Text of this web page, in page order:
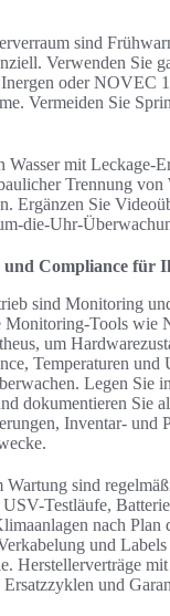
sind
Verwenden Sie
oder NOVEC
Vermeiden Sie
Wasser mit Leckage-
Trennung von
Ergänzen Sie
die-Uhr-
Compliance für
sind Monitoring
Monitoring-Tools wie
um
Temperaturen und
Legen Sie
dokumentieren Sie
Inventar- und
Wartung sind
Testläufe,
nach Plan
und
Herstellerverträge
und